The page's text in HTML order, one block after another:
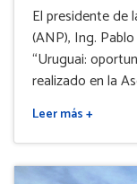
El presidente de
(ANP), Ing.
“Uruguai:
realizado en la
Leer más +